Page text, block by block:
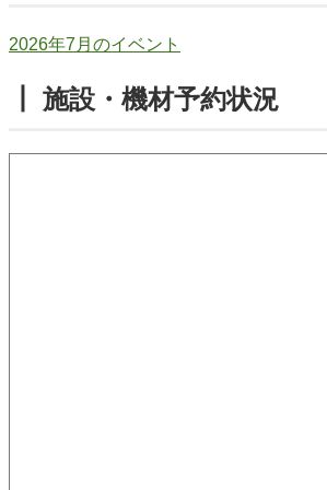
2026年7月のイベント
┃ 施設・機材予約状況